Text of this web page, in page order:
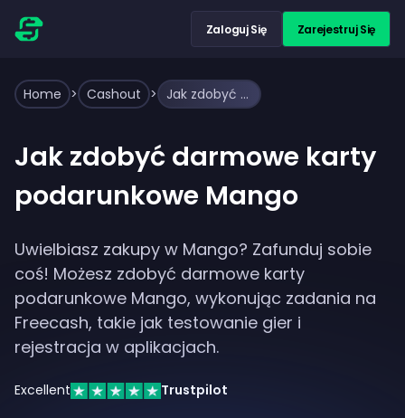
Zaloguj Się Zarejestruj Się
Home > Cashout > Jak zdobyć darmowe karty podarunkowe Mango
Jak zdobyć darmowe karty
podarunkowe Mango
Uwielbiasz zakupy w Mango? Zafunduj sobie
coś! Możesz zdobyć darmowe karty
podarunkowe Mango, wykonując zadania na
Freecash, takie jak testowanie gier i
rejestracja w aplikacjach.
Excellent Trustpilot